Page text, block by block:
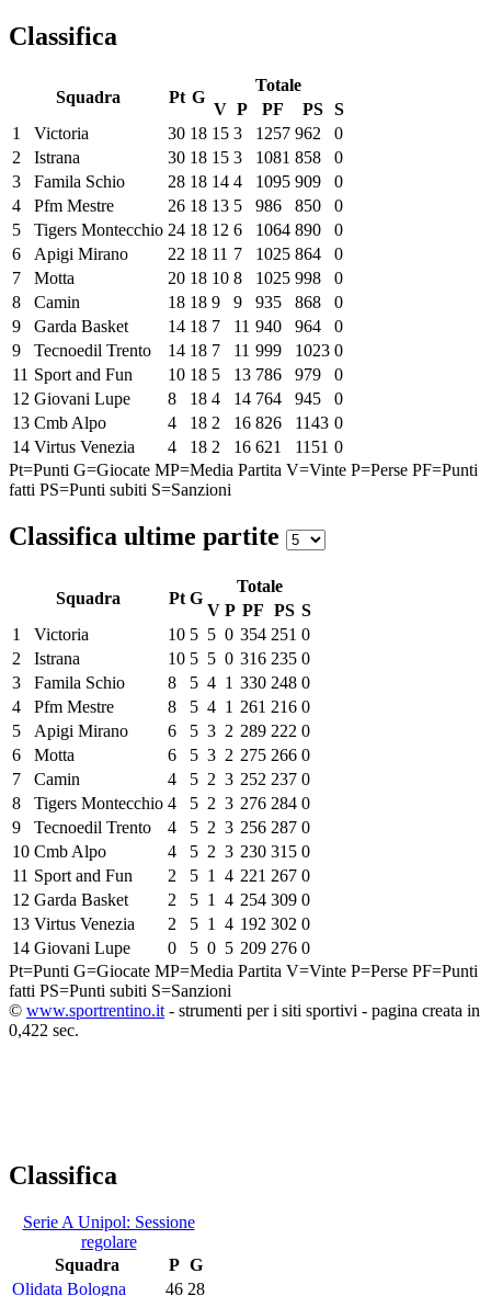
Classifica
Squadra Pt G
Totale
V P PF PS
S
1
Victoria 30 18 15 3 1257 962
0
2
Istrana 30 18 15 3 1081 858
0
3
Famila Schio 28 18 14 4 1095 909
0
4
Pfm Mestre 26 18 13 5 986 850
0
5
Tigers Montecchio 24 18 12 6 1064 890
0
6
Apigi Mirano 22 18 11 7 1025 864
0
7
Motta 20 18 10 8 1025 998
0
8
Camin 18 18 9 9 935 868
0
9
Garda Basket 14 18 7 11 940 964
0
9
Tecnoedil Trento 14 18 7 11 999 1023 0
11 Sport and Fun 10 18 5 13 786 979
0
12 Giovani Lupe 8 18 4 14 764 945
0
13 Cmb Alpo 4 18 2 16 826 1143 0
14 Virtus Venezia 4 18 2 16 621 1151 0
Pt=Punti G=Giocate MP=Media Partita V=Vinte P=Perse PF=Punti
fatti PS=Punti subiti S=Sanzioni
Classifica ultime partite
Squadra Pt G
Totale
V P PF PS S
1
Victoria 10 5 5 0 354 251 0
2
Istrana 10 5 5 0 316 235 0
3
Famila Schio 8 5 4 1 330 248 0
4
Pfm Mestre 8 5 4 1 261 216 0
5
Apigi Mirano 6 5 3 2 289 222 0
6
Motta 6 5 3 2 275 266 0
7
Camin 4 5 2 3 252 237 0
8
Tigers Montecchio 4 5 2 3 276 284 0
9
Tecnoedil Trento 4 5 2 3 256 287 0
10 Cmb Alpo 4 5 2 3 230 315 0
11 Sport and Fun 2 5 1 4 221 267 0
12 Garda Basket 2 5 1 4 254 309 0
13 Virtus Venezia 2 5 1 4 192 302 0
14 Giovani Lupe 0 5 0 5 209 276 0
Pt=Punti G=Giocate MP=Media Partita V=Vinte P=Perse PF=Punti
fatti PS=Punti subiti S=Sanzioni
© www.sportrentino.it - strumenti per i siti sportivi - pagina creata in
0,422 sec.
Classifica
Serie A Unipol: Sessione
regolare
Squadra
P G
Olidata Bologna
46 28